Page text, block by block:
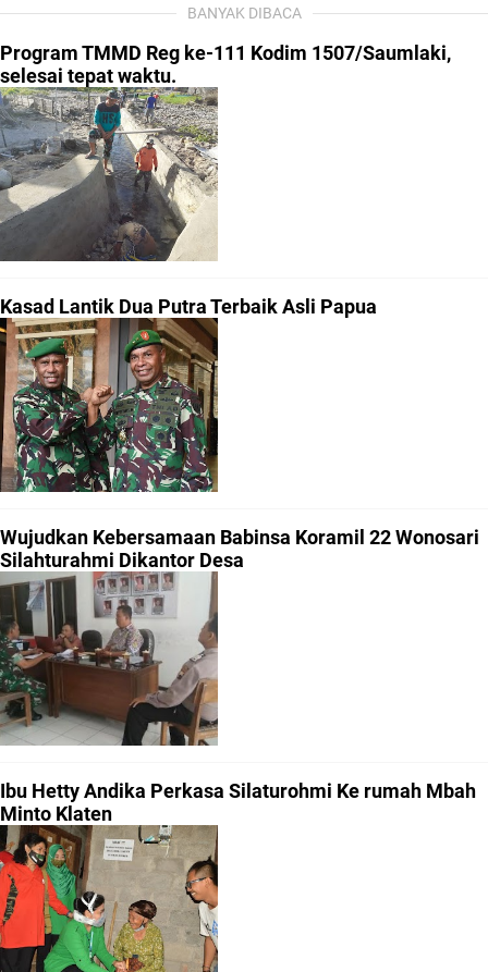
BANYAK DIBACA
Program TMMD Reg ke-111 Kodim 1507/Saumlaki,
selesai tepat waktu.
Kasad Lantik Dua Putra Terbaik Asli Papua
Wujudkan Kebersamaan Babinsa Koramil 22 Wonosari
Silahturahmi Dikantor Desa
Ibu Hetty Andika Perkasa Silaturohmi Ke rumah Mbah
Minto Klaten